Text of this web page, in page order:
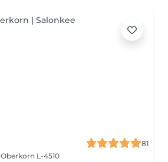
81
Oberkorn L-4510